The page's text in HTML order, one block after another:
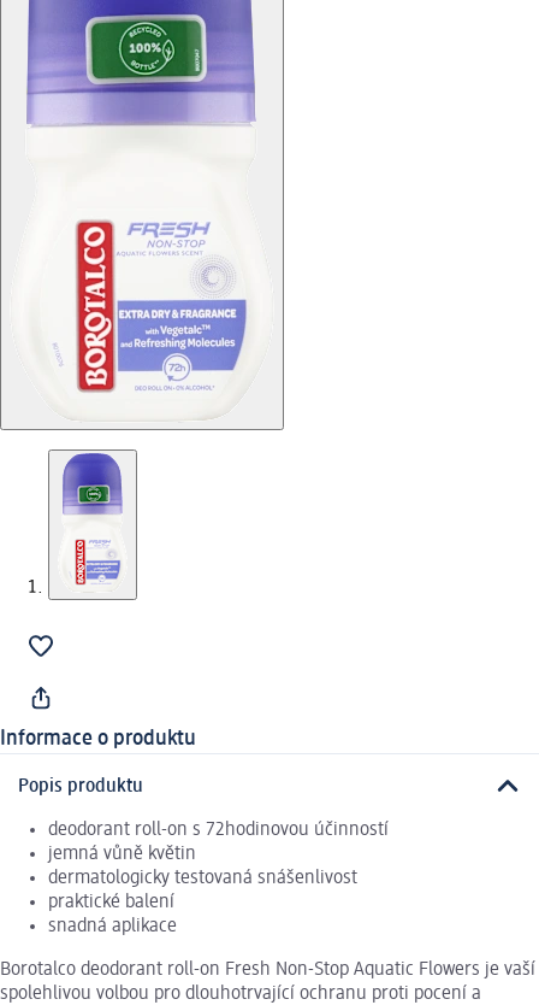
Informace o produktu
Popis produktu
deodorant roll-on s 72hodinovou účinností
jemná vůně květin
dermatologicky testovaná snášenlivost
praktické balení
snadná aplikace
Borotalco deodorant roll-on Fresh Non-Stop Aquatic Flowers je vaší
spolehlivou volbou pro dlouhotrvající ochranu proti pocení a